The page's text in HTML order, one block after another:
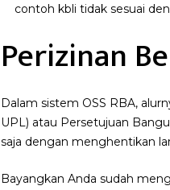
contoh kbli tidak sesuai
Perizinan
Dalam sistem OSS RBA,
UPL) atau Persetujuan
saja dengan menghentikan
Bayangkan Anda sudah